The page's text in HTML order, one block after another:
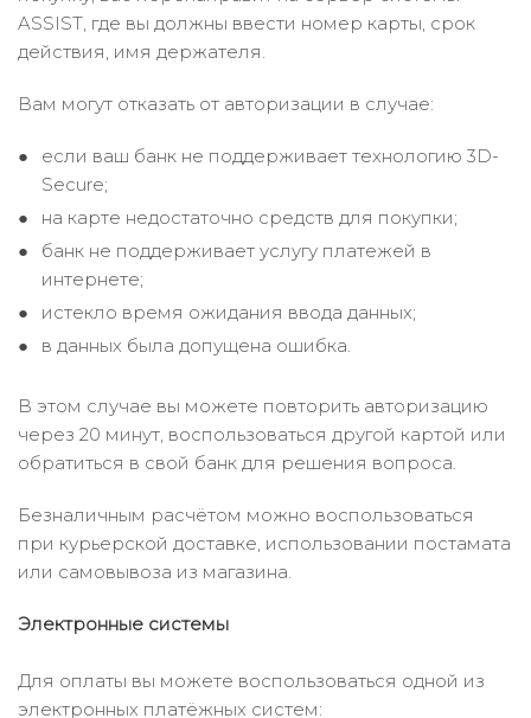
ASSIST, где вы должны ввести номер карты, срок
действия, имя держателя.
Вам могут отказать от авторизации в случае:
если ваш банк не поддерживает технологию 3D-
Secure;
на карте недостаточно средств для покупки;
банк не поддерживает услугу платежей в
интернете;
истекло время ожидания ввода данных;
в данных была допущена ошибка.
В этом случае вы можете повторить авторизацию
через 20 минут, воспользоваться другой картой или
обратиться в свой банк для решения вопроса.
Безналичным расчётом можно воспользоваться
при курьерской доставке, использовании постамата
или самовывоза из магазина.
Электронные системы
Для оплаты вы можете воспользоваться одной из
электронных платёжных систем: